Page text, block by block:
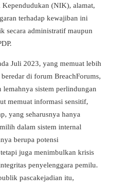
(NIK), alamat,
terhadap kewajiban ini
secara administratif maupun
Juli 2023, yang memuat lebih
di forum BreachForums,
lemahnya sistem perlindungan
memuat informasi sensitif,
yang seharusnya hanya
dalam sistem internal
berupa potensi
juga menimbulkan krisis
penyelenggara pemilu.
pascakejadian itu,